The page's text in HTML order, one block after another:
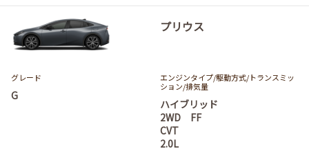
プリウス
グレード
G
エンジンタイプ/駆動方式/トランスミッ
ション/排気量
ハイブリッド
2WD FF
CVT
2.0L